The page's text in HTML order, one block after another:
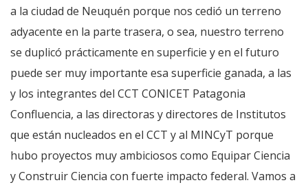
a la ciudad de Neuquén porque nos cedió un terreno
adyacente en la parte trasera, o sea, nuestro terreno
se duplicó prácticamente en superficie y en el futuro
puede ser muy importante esa superficie ganada, a las
y los integrantes del CCT CONICET Patagonia
Confluencia, a las directoras y directores de Institutos
que están nucleados en el CCT y al MINCyT porque
hubo proyectos muy ambiciosos como Equipar Ciencia
y Construir Ciencia con fuerte impacto federal. Vamos a